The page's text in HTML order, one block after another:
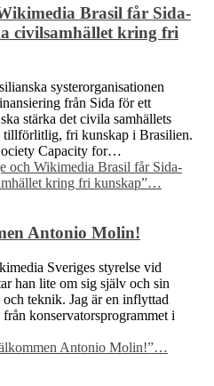
Brasil får Sida-
civilsamhället kring fri
systerorganisationen
från Sida för ett
stärka det civila samhällets
tillförlitlig, fri kunskap i Brasilien.
Capacity for…
och Wikimedia Brasil får Sida-
kring fri kunskap”…
Antonio Molin!
Sveriges styrelse vid
han lite om sig själv och sin
teknik. Jag är en inflyttad
konservatorsprogrammet i
Antonio Molin!”…